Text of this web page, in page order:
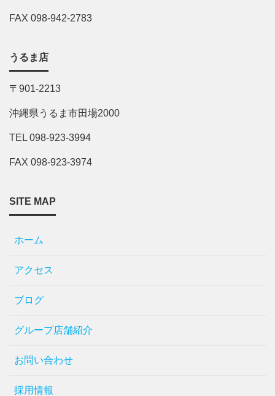
FAX 098-942-2783
うるま店
〒901-2213
沖縄県うるま市田場2000
TEL 098-923-3994
FAX 098-923-3974
SITE MAP
ホーム
アクセス
ブログ
グループ店舗紹介
お問い合わせ
採用情報